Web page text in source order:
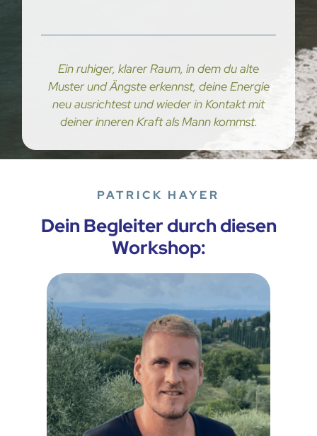
Ein ruhiger, klarer Raum, in dem du alte
Muster und Ängste erkennst, deine Energie
neu ausrichtest und wieder in Kontakt mit
deiner inneren Kraft als Mann kommst.
PATRICK HAYER
Dein Begleiter durch diesen
Workshop: